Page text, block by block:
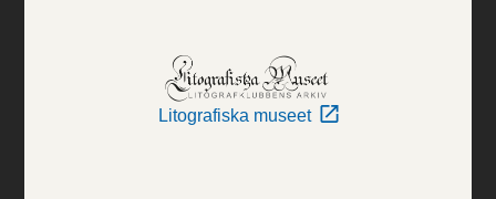
Litografiska museet